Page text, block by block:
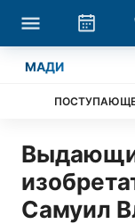
МАДИ
Самуил